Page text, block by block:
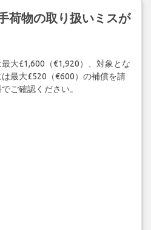
荷物の取り扱いミスが
大£1,600（€1,920）、対象とな
最大£520（€600）の補償を請
ご確認ください。